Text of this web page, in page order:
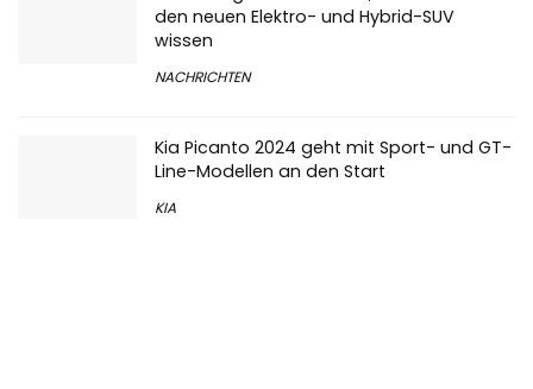
wissen
Kia Picanto 2024 geht mit Sport- und GT-
Line-Modellen an den Start